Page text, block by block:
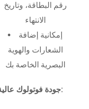
رقم البطاقة، وتاريخ
الانتهاء
إمكانية إضافة
الشعارات والهوية
البصرية الخاصة بك
جودة فوتولوك عالية: